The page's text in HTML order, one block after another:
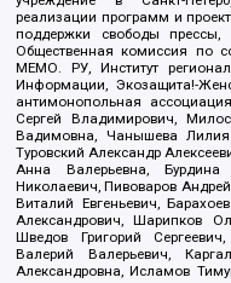
реализации программ и
поддержки свободы прессы,
Общественная комиссия по
МЕМО. РУ, Институт
Информации, Экозащита!-
антимонопольная
Сергей Владимирович,
Вадимовна, Чанышева
Туровский Александр
Анна Валерьевна,
Николаевич, Пивоваров Андрей
Виталий Евгеньевич,
Александрович, Шарипков
Шведов Григорий
Валерий Валерьевич,
Александровна, Исламов